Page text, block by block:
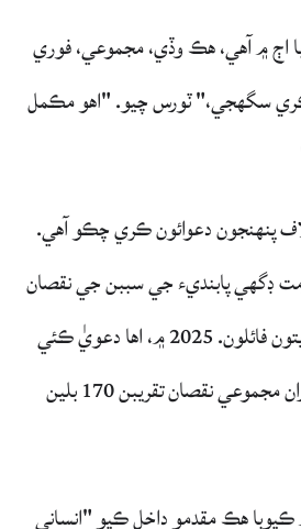
اڄ ۾ آهي، هڪ وڏي، مجموعي، فوري
سگهجي،" ٽورس چيو. "اهو مڪمل
پنهنجون دعوائون ڪري چڪو آهي.
ڊگهي پابنديء جي سببن جي نقصان
تي گڏيل قومن سان شڪايتون فائلون. 2025 ۾، اها دعويٰ ڪئي
وئي ته گذريل ڏهاڪن دوران مجموعي نقصان تقريبن 170 بلين
طور تي، 1999 ۾ ڪيوبا هڪ مقدمو داخل ڪيو "انساني